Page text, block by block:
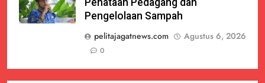
Penataan Pedagang dan
Pengelolaan Sampah
pelitajagatnews.com
Agustus 6, 2026
0